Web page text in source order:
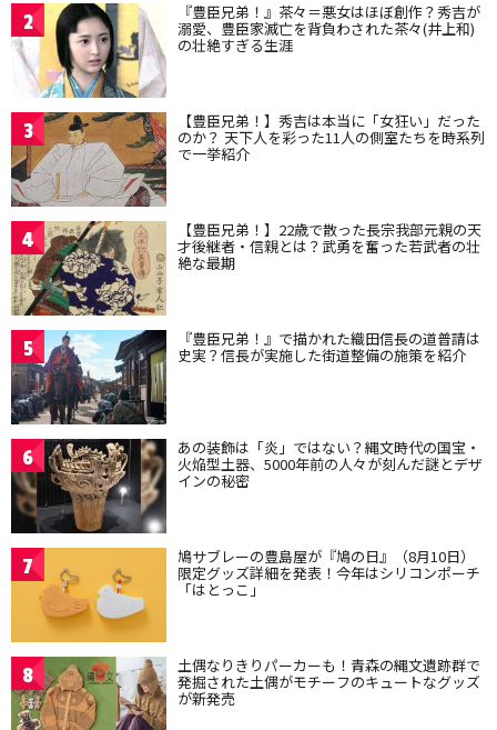
2 『豊臣兄弟！』茶々＝悪女はほぼ創作？秀吉が
溺愛、豊臣家滅亡を背負わされた茶々(井上和)
の壮絶すぎる生涯
3 【豊臣兄弟！】秀吉は本当に「女狂い」だった
のか？ 天下人を彩った11人の側室たちを時系列
で一挙紹介
4 【豊臣兄弟！】22歳で散った長宗我部元親の天
才後継者・信親とは？武勇を奮った若武者の壮
絶な最期
5 『豊臣兄弟！』で描かれた織田信長の道普請は
史実？信長が実施した街道整備の施策を紹介
6 あの装飾は「炎」ではない？縄文時代の国宝・
火焔型土器、5000年前の人々が刻んだ謎とデザ
インの秘密
7 鳩サブレーの豊島屋が『鳩の日』（8月10日）
限定グッズ詳細を発表！今年はシリコンポーチ
「はとっこ」
8 土偶なりきりパーカーも！青森の縄文遺跡群で
発掘された土偶がモチーフのキュートなグッズ
が新発売